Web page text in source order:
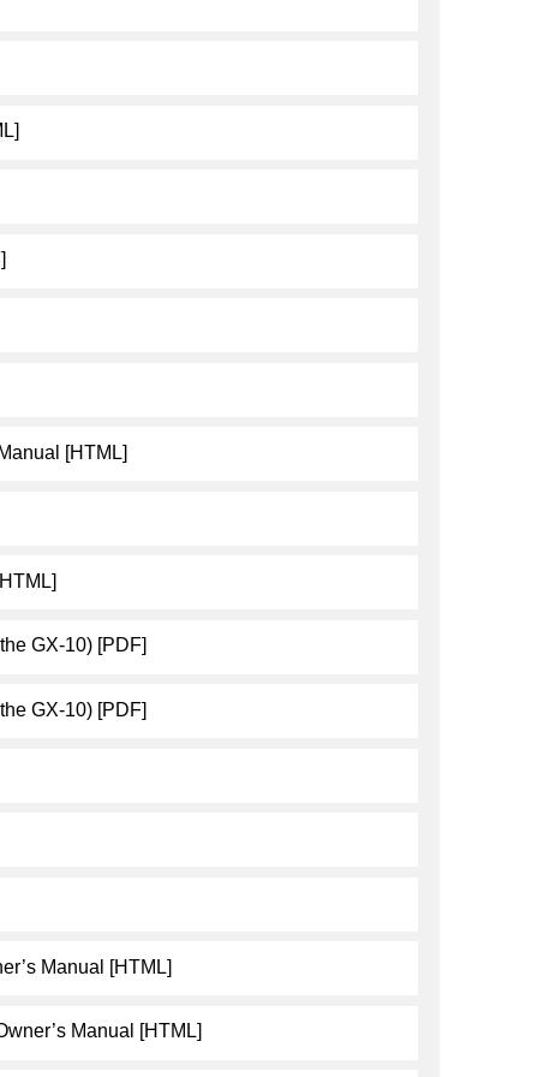
[HTML]
GX-10) [PDF]
GX-10) [PDF]
Manual [HTML]
Manual [HTML]